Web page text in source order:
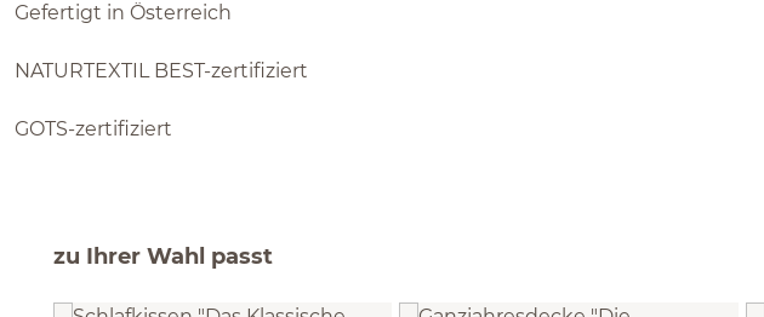
Gefertigt in Österreich
NATURTEXTIL BEST-zertifiziert
GOTS-zertifiziert
zu Ihrer Wahl passt